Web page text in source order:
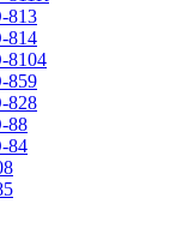
813
814
8104
859
828
88
84